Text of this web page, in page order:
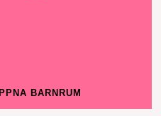
BARNRUM